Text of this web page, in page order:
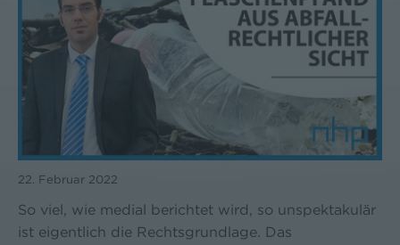
22. Februar 2022
So viel, wie medial berichtet wird, so unspektakulär
ist eigentlich die Rechtsgrundlage. Das